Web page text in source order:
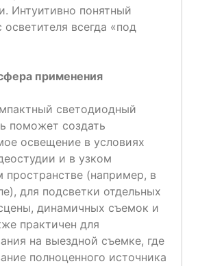
Интуитивно понятный
осветителя всегда «под
применения
светодиодный
поможет создать
освещение в условиях
и в узком
пространстве (например, в
для подсветки отдельных
динамичных съемок и
практичен для
на выездной съемке, где
полноценного источника